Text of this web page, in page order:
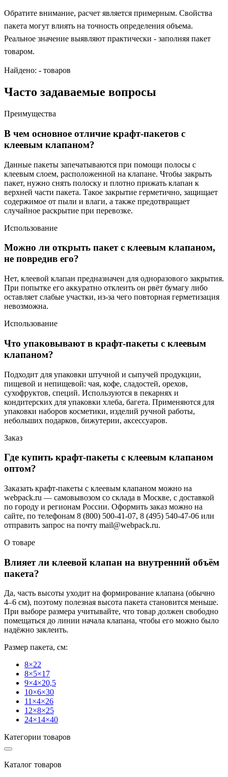
Обратите внимание, расчет является примерным. Свойства
пакета могут влиять на точность определения объема.
Реальное значение выявляют практически - заполняя пакет
товаром.
Найдено: - товаров
Часто задаваемые вопросы
Преимущества
В чем основное отличие крафт-пакетов с
клеевым клапаном?
Данные пакеты запечатываются при помощи полосы с
клеевым слоем, расположенной на клапане. Чтобы закрыть
пакет, нужно снять полоску и плотно прижать клапан к
верхней части пакета. Такое закрытие герметично, защищает
содержимое от пыли и влаги, а также предотвращает
случайное раскрытие при перевозке.
Использование
Можно ли открыть пакет с клеевым клапаном,
не повредив его?
Нет, клеевой клапан предназначен для одноразового закрытия.
При попытке его аккуратно отклеить он рвёт бумагу либо
оставляет слабые участки, из‑за чего повторная герметизация
невозможна.
Использование
Что упаковывают в крафт-пакеты с клеевым
клапаном?
Подходит для упаковки штучной и сыпучей продукции,
пищевой и непищевой: чая, кофе, сладостей, орехов,
сухофруктов, специй. Используются в пекарнях и
кондитерских для упаковки хлеба, багета. Применяются для
упаковки наборов косметики, изделий ручной работы,
небольших подарков, бижутерии, аксессуаров.
Заказ
Где купить крафт-пакеты с клеевым клапаном
оптом?
Заказать крафт-пакеты с клеевым клапаном можно на
webpack.ru — самовывозом со склада в Москве, с доставкой
по городу и регионам России. Оформить заказ можно на
сайте, по телефонам 8 (800) 500-41-07, 8 (495) 540-47-06 или
отправить запрос на почту mail@webpack.ru.
О товаре
Влияет ли клеевой клапан на внутренний объём
пакета?
Да, часть высоты уходит на формирование клапана (обычно
4–6 см), поэтому полезная высота пакета становится меньше.
При выборе размера учитывайте, что товар должен свободно
помещаться до линии начала клапана, чтобы его можно было
надёжно заклеить.
Размер пакета, см:
8×22
8×5×17
9×4×20,5
10×6×30
11×4×26
12×8×25
24×14×40
Категории товаров
Каталог товаров